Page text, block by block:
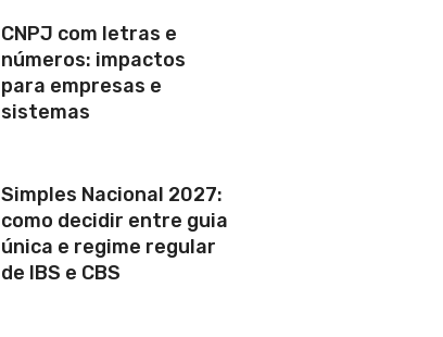
CNPJ com letras e
números: impactos
para empresas e
sistemas
Simples Nacional 2027:
como decidir entre guia
única e regime regular
de IBS e CBS